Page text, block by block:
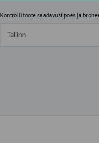
Kontrolli toote saadavust poes ja
Tallinn